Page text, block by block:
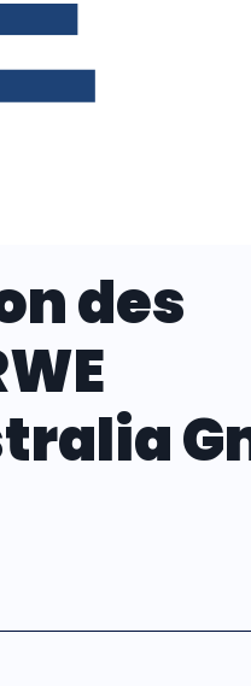
des